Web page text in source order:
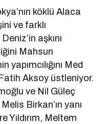
köklü Alaca
ve farklı
aşkını
Mahsun
yapımcılığını Med
Aksoy üstleniyor.
ve Nil Güleç
Birkan’ın yanı
Yıldırım, Meltem